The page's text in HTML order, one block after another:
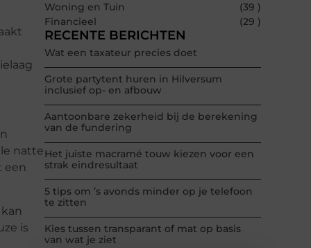
natte
een
is
Woning en Tuin
(39 )
Financieel
(29 )
RECENTE BERICHTEN
Wat een taxateur precies doet
Grote partytent huren in Hilversum
inclusief op- en afbouw
Aantoonbare zekerheid bij de berekening
van de fundering
Het juiste macramé touw kiezen voor een
strak eindresultaat
5 tips om ’s avonds minder op je telefoon
te zitten
Kies tussen transparant of mat op basis
van wat je ziet